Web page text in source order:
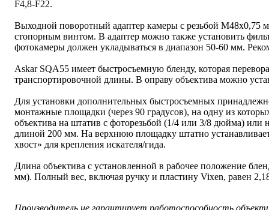
F4,8-F22.
Выходной поворотный адаптер камеры с резьбой
стопорным винтом. В адаптер можно также установить
фотокамеры должен укладываться в диапазон 50-60 мм.
Askar SQA55 имеет быстросъемную бленду, которая
транспортировочной длины. В оправу объектива можно
Для установки дополнительных быстросъемных
монтажные площадки (через 90 градусов), на одну из
объектива на штатив с фоторезьбой (1/4 или 3/8 дюйма)
длиной 200 мм. На верхнюю площадку штатно
хвост» для крепления искателя/гида.
Длина объектива с установленной в рабочее положение
мм). Полный вес, включая ручку и пластину Vixen, равен
Производитель не гарантирует работоспособность